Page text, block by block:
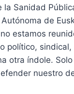
la Sanidad
de
estamos
político, sindical,
otra índole. Solo
nuestro